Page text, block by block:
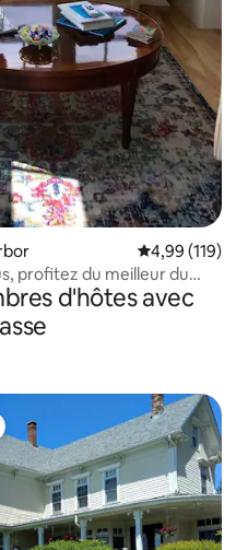
Évaluation
4,99 (119)
profitez du meilleur du
d'hôtes avec
plus appréciés